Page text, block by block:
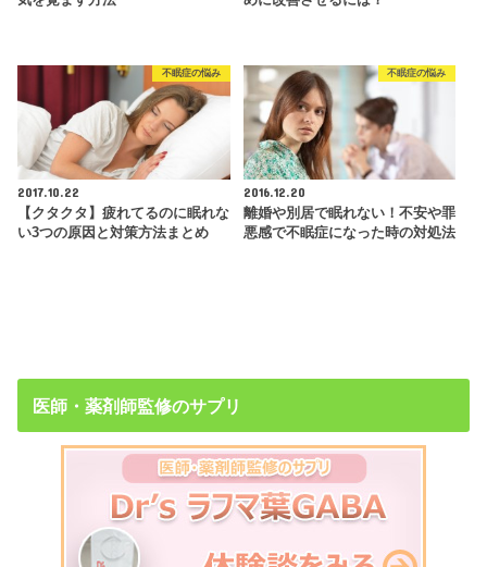
不眠症の悩み
2017.10.22
【クタクタ】疲れてるのに眠れな
い3つの原因と対策方法まとめ
不眠症の悩み
2016.12.20
離婚や別居で眠れない！不安や罪
悪感で不眠症になった時の対処法
医師・薬剤師監修のサプリ